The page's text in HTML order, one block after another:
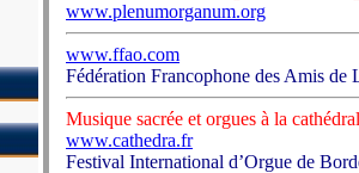
www.plenumorganum.org
www.ffao.com
Fédération Francophone des Amis de
Musique sacrée et orgues à la
www.cathedra.fr
Festival International d’Orgue de